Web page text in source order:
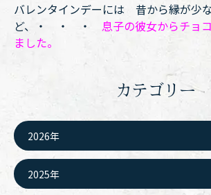
バレンタインデーには 昔から縁が少
ど、・ ・ ・ 息子の彼女からチョ
ました。
カテゴリー
2026年
2025年